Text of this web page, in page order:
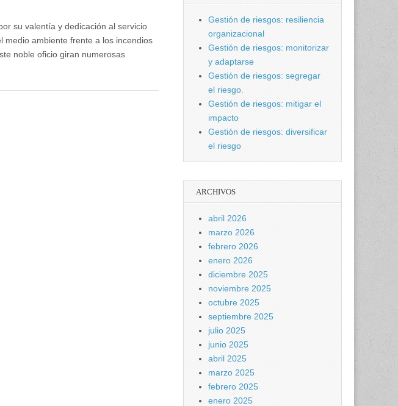
su valentía y dedicación al servicio
medio ambiente frente a los incendios
noble oficio giran numerosas
Gestión de riesgos: resiliencia
organizacional
Gestión de riesgos: monitorizar
y adaptarse
Gestión de riesgos: segregar
el riesgo.
Gestión de riesgos: mitigar el
impacto
Gestión de riesgos: diversificar
el riesgo
ARCHIVOS
abril 2026
marzo 2026
febrero 2026
enero 2026
diciembre 2025
noviembre 2025
octubre 2025
septiembre 2025
julio 2025
junio 2025
abril 2025
marzo 2025
febrero 2025
enero 2025